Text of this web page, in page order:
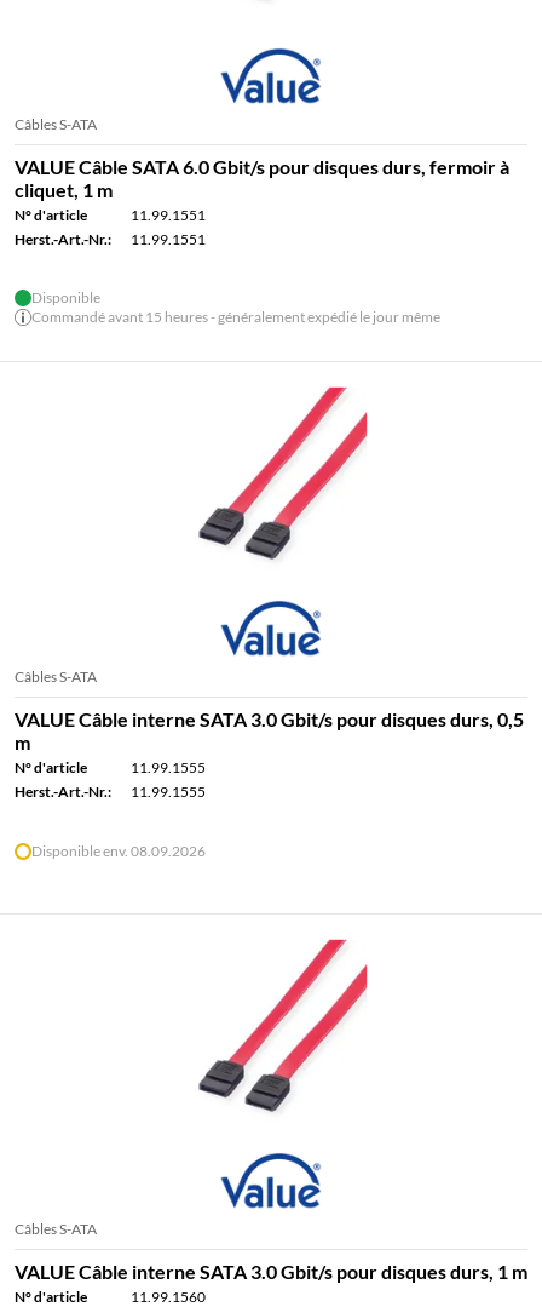
Câbles S-ATA
VALUE Câble SATA 6.0 Gbit/s pour disques durs, fermoir à
cliquet, 1 m
N° d'article
11.99.1551
Herst.-Art.-Nr.:
11.99.1551
Disponible
Commandé avant 15 heures - généralement expédié le jour même
Câbles S-ATA
VALUE Câble interne SATA 3.0 Gbit/s pour disques durs, 0,5
m
N° d'article
11.99.1555
Herst.-Art.-Nr.:
11.99.1555
Disponible env. 08.09.2026
Câbles S-ATA
VALUE Câble interne SATA 3.0 Gbit/s pour disques durs, 1 m
N° d'article
11.99.1560